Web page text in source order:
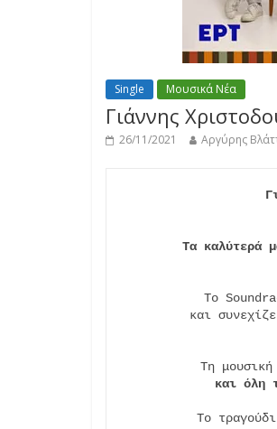
Single Μουσικά Νέα
Γιάννης
26/11/2021 Αργύρης
Τα καλύτερά
Το
και
Τη
και όλη
Το